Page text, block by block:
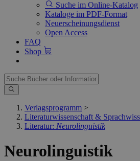
Suche im Online-Katalog
Kataloge im PDF-Format
Neuerscheinungsdienst
Open Access
FAQ
Shop
Verlagsprogramm >
Literaturwissenschaft &
Literatur: Neurolinguistik
Neurolinguistik